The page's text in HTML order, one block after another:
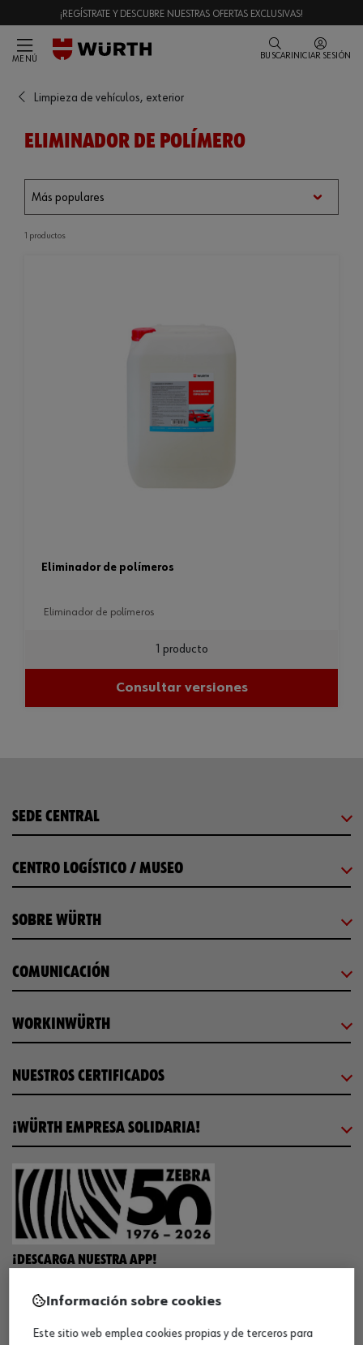
¡REGÍSTRATE Y DESCUBRE NUESTRAS OFERTAS EXCLUSIVAS!
MENÚ BUSCAR INICIAR SESIÓN
Limpieza de vehículos, exterior
ELIMINADOR DE POLÍMERO
1 productos
eliminador de polímeros
eliminador de polímeros
1 producto
Consultar versiones
SEDE CENTRAL
CENTRO LOGÍSTICO / MUSEO
SOBRE WÜRTH
COMUNICACIÓN
WORKINWÜRTH
NUESTROS CERTIFICADOS
¡WÜRTH EMPRESA SOLIDARIA!
¡DESCARGA NUESTRA APP!
MÉTODOS DE PAGO
Información sobre cookies
Este sitio web emplea cookies propias y de terceros para